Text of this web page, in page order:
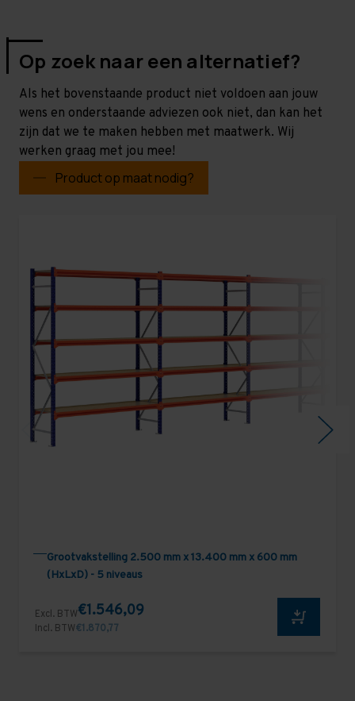
Op zoek naar een alternatief?
Als het bovenstaande product niet voldoen aan jouw
wens en onderstaande adviezen ook niet, dan kan het
zijn dat we te maken hebben met maatwerk. Wij
werken graag met jou mee!
Product op maat nodig?
Grootvakstelling 2.500 mm x 13.400 mm x 600 mm
(HxLxD) - 5 niveaus
Excl. BTW€1.546,09
Incl. BTW€1.870,77